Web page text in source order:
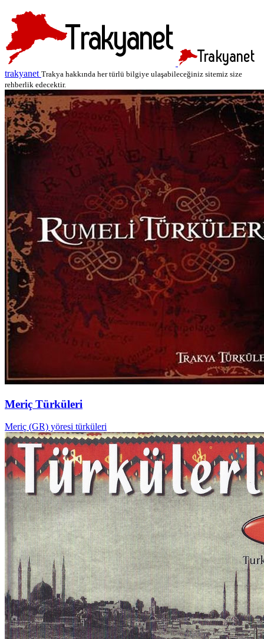
trakyanet Trakya hakkında her türlü bilgiye ulaşabileceğiniz sitemiz size
rehberlik edecektir.
Meriç Türküleri
Meriç (GR) yöresi türküleri